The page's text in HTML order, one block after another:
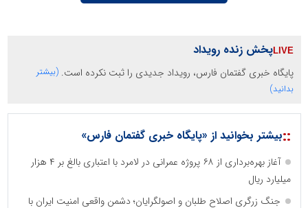
پخش زنده رویداد
پایگاه خبری گفتمان فارس، رویداد جدیدی را ثبت نکرده است. (بیشتر
بدانید)
::بیشتر بخوانید از «پایگاه خبری گفتمان فارس»
آغاز بهره‌برداری از ۶۸ پروژه عمرانی در لامرد با اعتباری بالغ بر ۴ هزار
میلیارد ریال
جنگ زرگری اصلاح طلبان و اصولگرایان؛ دشمن واقعی امنیت ایران با